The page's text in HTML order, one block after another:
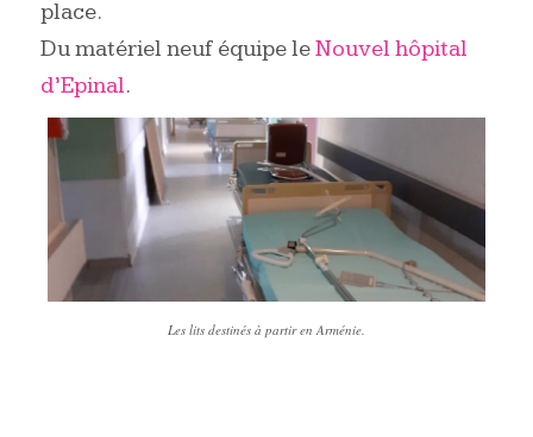
place.
Du matériel neuf équipe leNouvel hôpital
d’Epinal.
Les lits destinés à partir en Arménie.